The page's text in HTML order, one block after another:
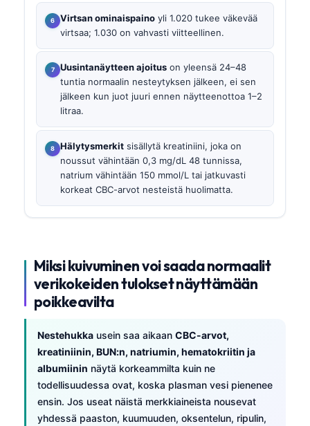
Virtsan ominaispaino yli 1.020 tukee väkevää
virtsaa; 1.030 on vahvasti viitteellinen.
Uusintanäytteen ajoitus on yleensä 24–48
tuntia normaalin nesteytyksen jälkeen, ei sen
jälkeen kun juot juuri ennen näytteenottoa 1–2
litraa.
Hälytysmerkit sisällytä kreatiniini, joka on
noussut vähintään 0,3 mg/dL 48 tunnissa,
natrium vähintään 150 mmol/L tai jatkuvasti
korkeat CBC-arvot nesteistä huolimatta.
Miksi kuivuminen voi saada normaalit
verikokeiden tulokset näyttämään
poikkeavilta
Nestehukka usein saa aikaan CBC-arvot,
kreatiniinin, BUN:n, natriumin, hematokriitin ja
albumiinin näytä korkeammilta kuin ne
todellisuudessa ovat, koska plasman vesi pienenee
ensin. Jos useat näistä merkkiaineista nousevat
yhdessä paaston, kuumuuden, oksentelun, ripulin,